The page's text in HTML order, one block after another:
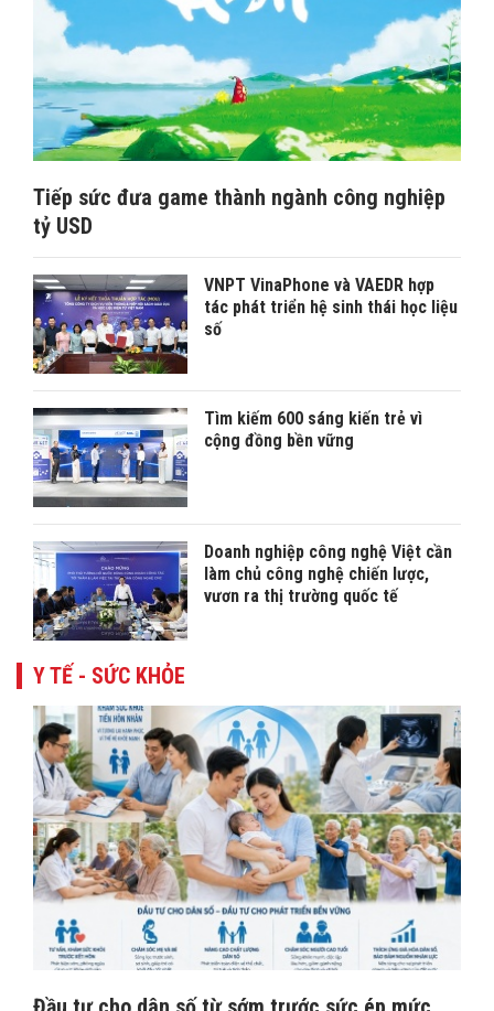
Tiếp sức đưa game thành ngành công nghiệp
tỷ USD
VNPT VinaPhone và VAEDR hợp
tác phát triển hệ sinh thái học liệu
số
Tìm kiếm 600 sáng kiến trẻ vì
cộng đồng bền vững
Doanh nghiệp công nghệ Việt cần
làm chủ công nghệ chiến lược,
vươn ra thị trường quốc tế
Y TẾ - SỨC KHỎE